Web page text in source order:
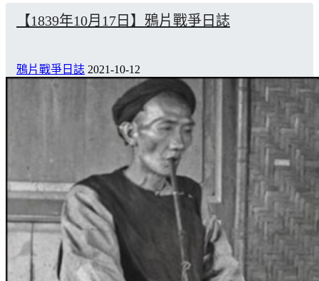
【1839年10月17日】鴉片戰爭日誌
鴉片戰爭日誌 2021-10-12